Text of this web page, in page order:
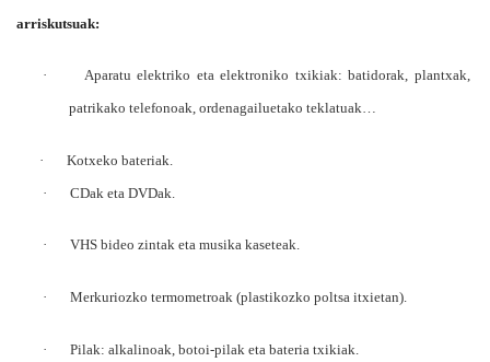
arriskutsuak:
·
Aparatu elektriko eta elektroniko txikiak: batidorak, plantxak,
patrikako telefonoak, ordenagailuetako teklatuak…
·
Kotxeko bateriak.
·
CDak eta DVDak.
· VHS bideo zintak eta musika kaseteak.
· Merkuriozko termometroak (plastikozko poltsa itxietan).
· Pilak: alkalinoak, botoi-pilak eta bateria txikiak.